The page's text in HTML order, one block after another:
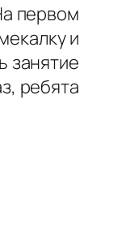
первом
и
занятие
ребята